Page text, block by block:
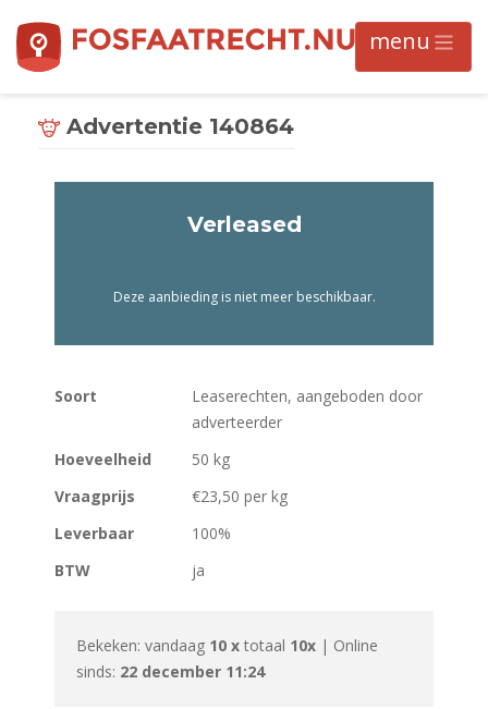
Advertentie 140864
Soort
Leaserechten, aangeboden door
adverteerder
Hoeveelheid
50 kg
Vraagprijs
€23,50 per kg
Leverbaar
100%
BTW
ja
Bekeken: vandaag 10 x totaal 10x | Online
sinds: 22 december 11:24
Verleased
Deze aanbieding is niet meer beschikbaar.